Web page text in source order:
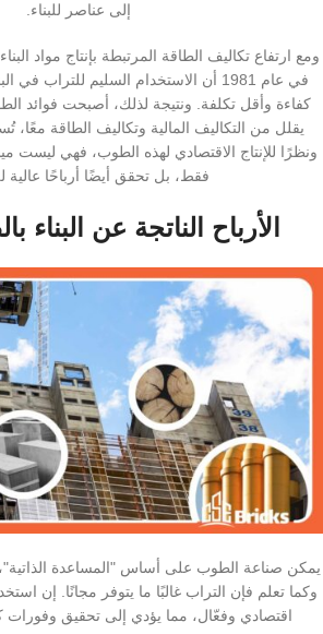
إلى عناصر للبناء.
ومع ارتفاع تكاليف الطاقة المرتبطة بإنتاج مواد
في عام 1981 أن الاستخدام السليم للتراب
يقلل من التكاليف المالية وتكاليف الطاقة معًا،
ونظرًا للإنتاج الاقتصادي لهذه الطوب، فهي ليست
فقط، بل تحقق أيضًا أرباحًا عالية
الأرباح الناتجة عن البناء
يمكن صناعة الطوب على أساس "المساعدة الذاتية"،
وكما تعلم فإن التراب غالبًا ما يتوفر مجانًا. إن
اقتصادي وفعّال، مما يؤدي إلى تحقيق وفورات